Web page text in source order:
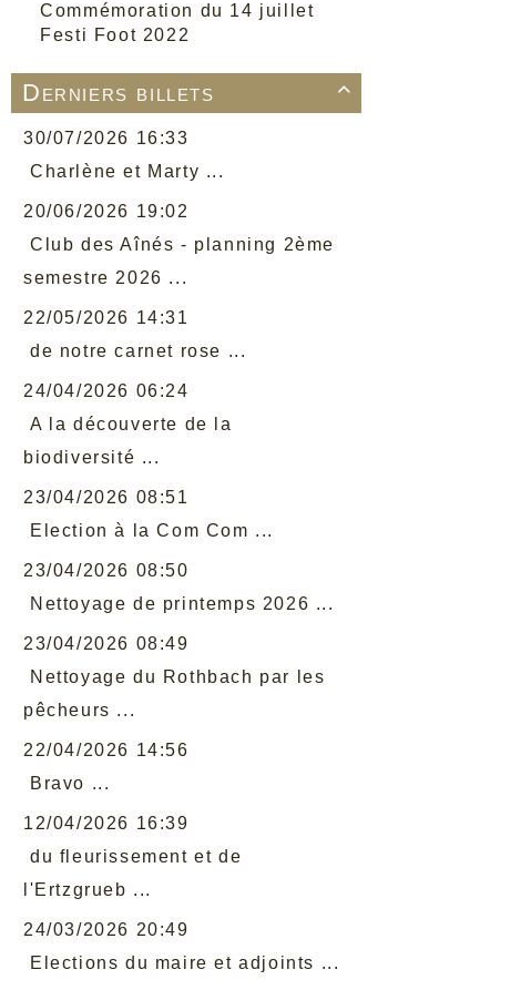
Commémoration du 14 juillet
Festi Foot 2022

Derniers billets
30/07/2026 16:33
Charlène et Marty ...
20/06/2026 19:02
Club des Aînés - planning 2ème
semestre 2026 ...
22/05/2026 14:31
de notre carnet rose ...
24/04/2026 06:24
A la découverte de la
biodiversité ...
23/04/2026 08:51
Election à la Com Com ...
23/04/2026 08:50
Nettoyage de printemps 2026 ...
23/04/2026 08:49
Nettoyage du Rothbach par les
pêcheurs ...
22/04/2026 14:56
Bravo ...
12/04/2026 16:39
du fleurissement et de
l'Ertzgrueb ...
24/03/2026 20:49
Elections du maire et adjoints ...